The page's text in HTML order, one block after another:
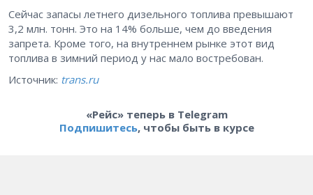
Сейчас запасы летнего дизельного топлива превышают
3,2 млн. тонн. Это на 14% больше, чем до введения
запрета. Кроме того, на внутреннем рынке этот вид
топлива в зимний период у нас мало востребован.
Источник: trans.ru
«Рейс» теперь в Telegram
Подпишитесь, чтобы быть в курсе